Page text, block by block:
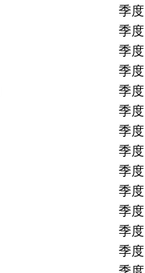
季度
季度
季度
季度
季度
季度
季度
季度
季度
季度
季度
季度
季度